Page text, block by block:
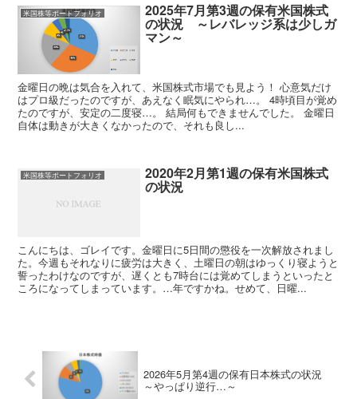
米国株等ポートフォリオ 2025年7月第3週の保有米国株式
の状況 ～レバレッジ系は少しガ
マン～
金曜日の晩は気合を入れて、米国株式市場でも見よう！ 心意気だけ
はプロ級だったのですが、あえなく眠気にやられ…。 4時頃目が覚め
たのですが、安定の二度寝…。 結局何もできませんでした。 金曜日
自体は動きが大きくなかったので、それも良し...
米国株等ポートフォリオ 2020年2月第1週の保有米国株式
の状況
こんにちは、ゴレイです。金曜日に5日間の懲役を一次解放されまし
た。今週もそれなりに疲労は大きく、土曜日の朝はゆっくり寝ようと
誓ったわけなのですが、遅くとも7時台には覚めてしまうといったと
ころになってしまっています。…年ですかね。せめて、日曜...
2026年5月第4週の保有日本株式の状況
～やっぱり逆行…～